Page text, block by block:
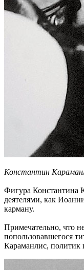
Константин
Фигура Константина
деятелями, как
карману.
Примечательно, что
попользовавшегося
Караманлис, политик